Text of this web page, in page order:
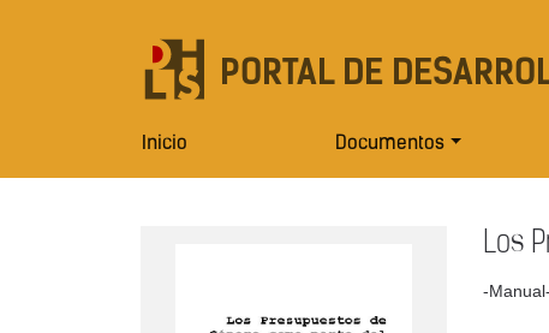
PORTAL DE
Inicio Documentos
Los
-Manual-